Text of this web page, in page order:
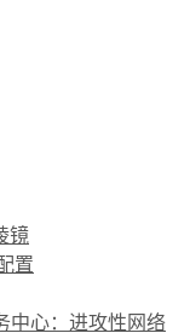
镜
置
中心：进攻性网络